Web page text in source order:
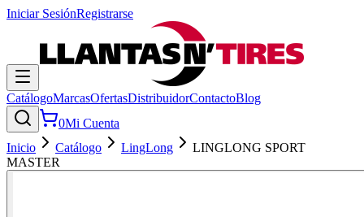
Iniciar SesiónRegistrarse
CatálogoMarcasOfertasDistribuidorContactoBlog
0Mi Cuenta
Inicio
Catálogo LingLong
LINGLONG SPORT
MASTER